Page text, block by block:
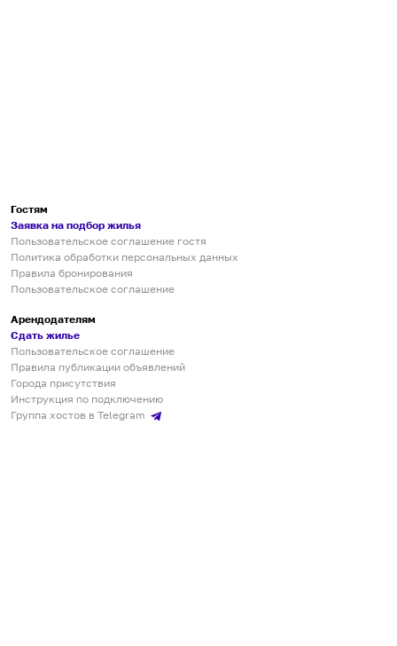
Гостям
Заявка на подбор жилья
Пользовательское соглашение гостя
Политика обработки персональных данных
Правила бронирования
Пользовательское соглашение
Арендодателям
Сдать жилье
Пользовательское соглашение
Правила публикации объявлений
Города присутствия
Инструкция по подключению
Группа хостов в Telegram